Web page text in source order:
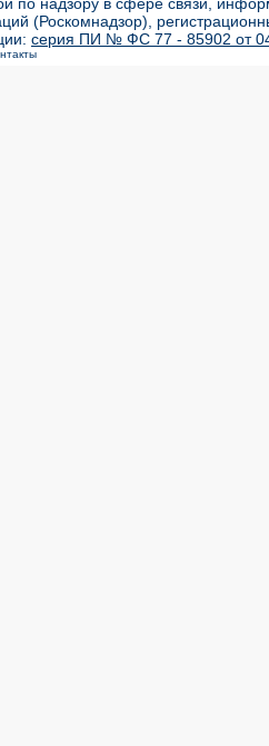
(Роскомнадзор),
серия ПИ № ФС 77 - 85902 от 04